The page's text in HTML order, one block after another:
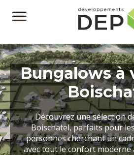
Bungalows à
Découvrez une sélection
Boischatel, parfaits pour
personnes cherchant un
avec tout le confort moderne